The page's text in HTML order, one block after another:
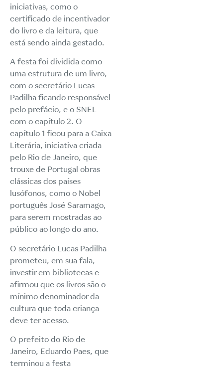
iniciativas, como o
certificado de incentivador
do livro e da leitura, que
está sendo ainda gestado.
A festa foi dividida como
uma estrutura de um livro,
com o secretário Lucas
Padilha ficando responsável
pelo prefácio, e o SNEL
com o capítulo 2. O
capítulo 1 ficou para a Caixa
Literária, iniciativa criada
pelo Rio de Janeiro, que
trouxe de Portugal obras
clássicas dos países
lusófonos, como o Nobel
português José Saramago,
para serem mostradas ao
público ao longo do ano.
O secretário Lucas Padilha
prometeu, em sua fala,
investir em bibliotecas e
afirmou que os livros são o
mínimo denominador da
cultura que toda criança
deve ter acesso.
O prefeito do Rio de
Janeiro, Eduardo Paes, que
terminou a festa